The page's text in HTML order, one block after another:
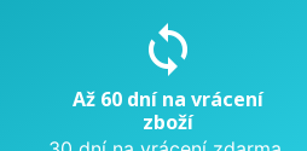
sync
Až 60 dní na vrácení
zboží